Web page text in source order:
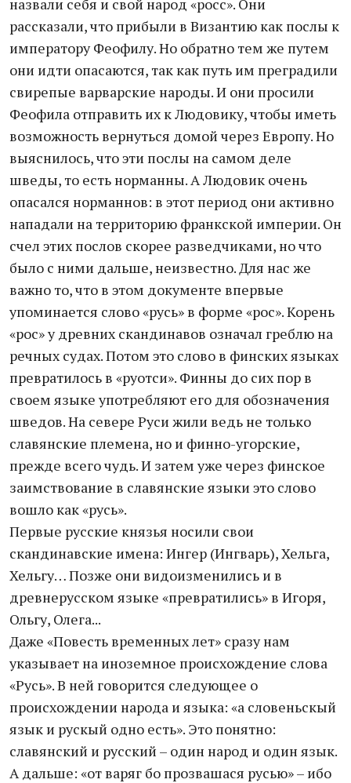
назвали себя и свой народ «росс». Они
рассказали, что прибыли в Византию как послы к
императору Феофилу. Но обратно тем же путем
они идти опасаются, так как путь им преградили
свирепые варварские народы. И они просили
Феофила отправить их к Людовику, чтобы иметь
возможность вернуться домой через Европу. Но
выяснилось, что эти послы на самом деле
шведы, то есть норманны. А Людовик очень
опасался норманнов: в этот период они активно
нападали на территорию франкской империи. Он
счел этих послов скорее разведчиками, но что
было с ними дальше, неизвестно. Для нас же
важно то, что в этом документе впервые
упоминается слово «русь» в форме «рос». Корень
«рос» у древних скандинавов означал греблю на
речных судах. Потом это слово в финских языках
превратилось в «руотси». Финны до сих пор в
своем языке употребляют его для обозначения
шведов. На севере Руси жили ведь не только
славянские племена, но и финно-угорские,
прежде всего чудь. И затем уже через финское
заимствование в славянские языки это слово
вошло как «русь».
Первые русские князья носили свои
скандинавские имена: Ингер (Ингварь), Хельга,
Хельгу… Позже они видоизменились и в
древнерусском языке «превратились» в Игоря,
Ольгу, Олега...
Даже «Повесть временных лет» сразу нам
указывает на иноземное происхождение слова
«Русь». В ней говорится следующее о
происхождении народа и языка: «а словеньскый
язык и рускый одно есть». Это понятно:
славянский и русский – один народ и один язык.
А дальше: «от варяг бо прозвашася русью» – ибо